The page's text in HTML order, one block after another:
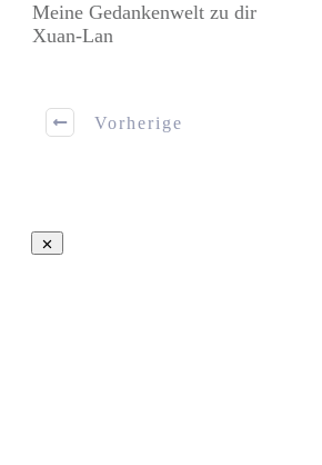
Meine Gedankenwelt zu dir
Xuan-Lan
Vorherige